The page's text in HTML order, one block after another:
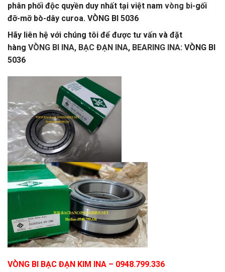
phân phối độc quyền duy nhất tại việt nam vòng bi-gối
đỡ-mỡ bò-dây curoa. VÒNG BI 5036
Hãy liên hệ với chúng tôi để được tư vấn và đặt
hàng VÒNG BI INA, BẠC ĐẠN INA, BEARING INA: VÒNG BI
5036
VÒNG BI BẠC ĐẠN KIM INA – 0948.799.336